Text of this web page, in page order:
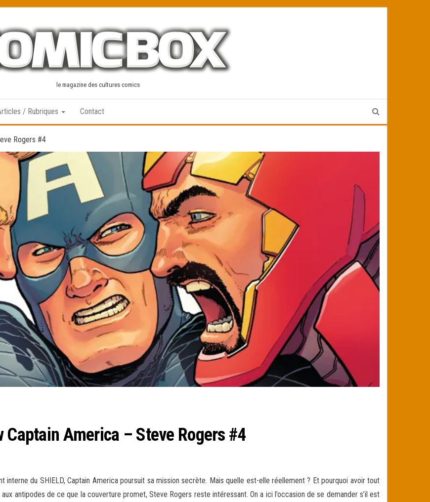
le magazine des cultures comics
/ Rubriques Contact
Rogers #4
America – Steve Rogers #4
interne du SHIELD, Captain America poursuit sa mission secrète. Mais quelle est-elle réellement ? Et pourquoi avoir tout
antipodes de ce que la couverture promet, Steve Rogers reste intéressant. On a ici l’occasion de se demander s’il est